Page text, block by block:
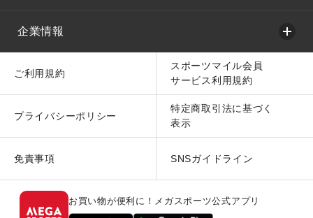
企業情報
ご利用規約
スポーツマイル会員
サービス利用規約
プライバシーポリシー
特定商取引法に基づく
表示
免責事項 SNSガイドライン
お買い物が便利に！メガスポーツ公式アプリ